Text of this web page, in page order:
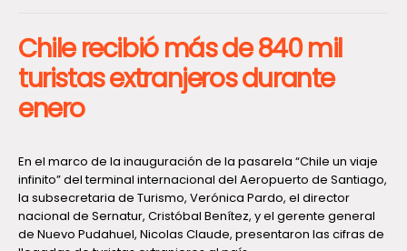
Chile recibió más de 840 mil
turistas extranjeros durante
enero
En el marco de la inauguración de la pasarela “Chile un viaje
infinito” del terminal internacional del Aeropuerto de Santiago,
la subsecretaria de Turismo, Verónica Pardo, el director
nacional de Sernatur, Cristóbal Benítez, y el gerente general
de Nuevo Pudahuel, Nicolas Claude, presentaron las cifras de